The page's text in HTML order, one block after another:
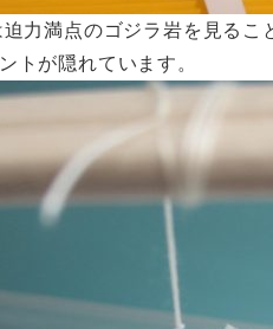
力満点のゴジラ岩を見るこ
トが隠れています。